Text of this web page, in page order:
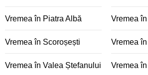
Vremea în Piatra Albă Vremea
Vremea în Scoroșești Vremea
Vremea în Valea Ștefanului Vremea